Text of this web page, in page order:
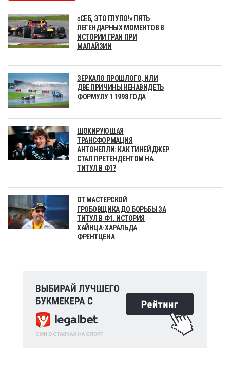
«СЕБ, ЭТО ГЛУПО!» ПЯТЬ
ЛЕГЕНДАРНЫХ МОМЕНТОВ В
ИСТОРИИ ГРАН ПРИ
МАЛАЙЗИИ
ЗЕРКАЛО ПРОШЛОГО, ИЛИ
ДВЕ ПРИЧИНЫ НЕНАВИДЕТЬ
ФОРМУЛУ 1 1998 ГОДА
ШОКИРУЮЩАЯ
ТРАНСФОРМАЦИЯ
АНТОНЕЛЛИ: КАК ТИНЕЙДЖЕР
СТАЛ ПРЕТЕНДЕНТОМ НА
ТИТУЛ В Ф1?
ОТ МАСТЕРСКОЙ
ГРОБОВЩИКА ДО БОРЬБЫ ЗА
ТИТУЛ В Ф1. ИСТОРИЯ
ХАЙНЦА-ХАРАЛЬДА
ФРЕНТЦЕНА